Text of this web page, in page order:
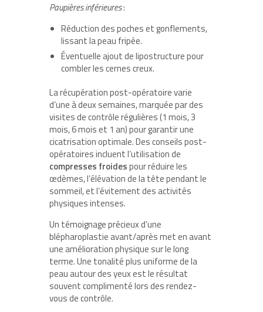
Paupières inférieures:
Réduction des poches et gonflements,
lissant la peau fripée.
Éventuelle ajout de lipostructure pour
combler les cernes creux.
La récupération post-opératoire varie
d’une à deux semaines, marquée par des
visites de contrôle régulières (1 mois, 3
mois, 6 mois et 1 an) pour garantir une
cicatrisation optimale. Des conseils post-
opératoires incluent l’utilisation de
compresses froidespour réduire les
œdèmes, l’élévation de la tête pendant le
sommeil, et l’évitement des activités
physiques intenses.
Un témoignage précieux d’une
blépharoplastie avant/après met en avant
une amélioration physique sur le long
terme. Une tonalité plus uniforme de la
peau autour des yeux est le résultat
souvent complimenté lors des rendez-
vous de contrôle.